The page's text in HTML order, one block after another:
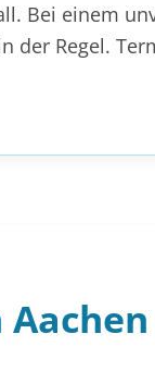
Bei einem
der Regel.